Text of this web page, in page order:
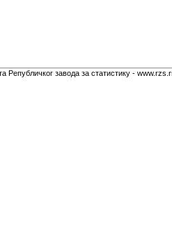
Републичког завода за статистику -